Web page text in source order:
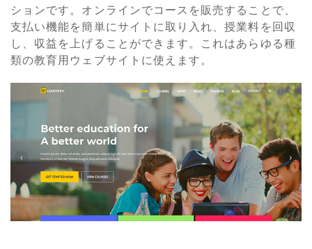
ションです。オンラインでコースを販売することで、
支払い機能を簡単にサイトに取り入れ、授業料を回収
し、収益を上げることができます。これはあらゆる種
類の教育用ウェブサイトに使えます。